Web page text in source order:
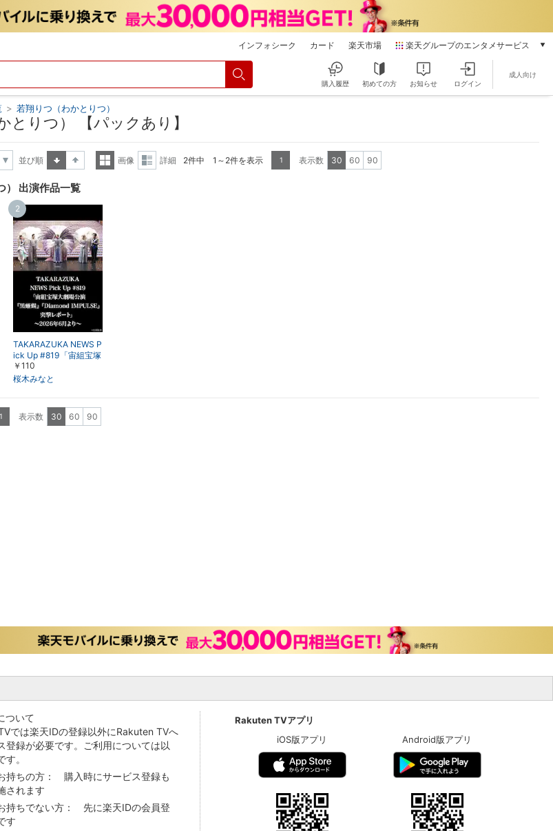
インフォシーク カード 楽天市場 楽天グループのエンタメサービス
本/ゲーム/CD/DVD
動画配信
購入履歴 初めての方 お知らせ ログイン
成人向け
> 若翔りつ（わかとりつ）
とりつ） 【パックあり】
並び順
画像
詳細 2件中 1～2件を表示 1 表示数 30 60 90
） 出演作品一覧
TAKARAZUKA NEWS P
ick Up #819「宙組宝塚
大劇場公演『黒蜥蜴』
『Diamond IMPULS
￥110
桜木みなと
2
1 表示数 30 60 90
ついて
では楽天IDの登録以外にRakuten TVへ
登録が必要です。ご利用については以
。
持ちの方： 購入時にサービス登録も
されます
持ちでない方： 先に楽天IDの会員登
す
Rakuten TVアプリ
iOS版アプリ
Android版アプリ